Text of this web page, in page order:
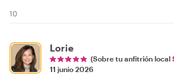
10
Lorie
(Sobre tu anfitrión local
11 junio 2026